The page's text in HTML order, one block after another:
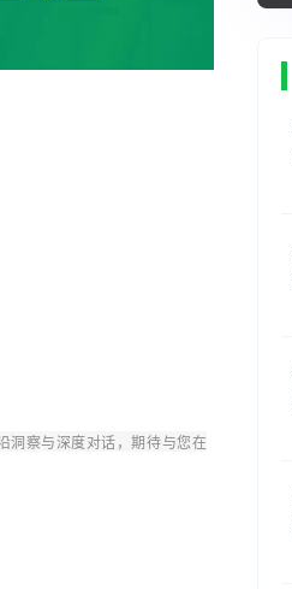
洞察与深度对话，期待与您在